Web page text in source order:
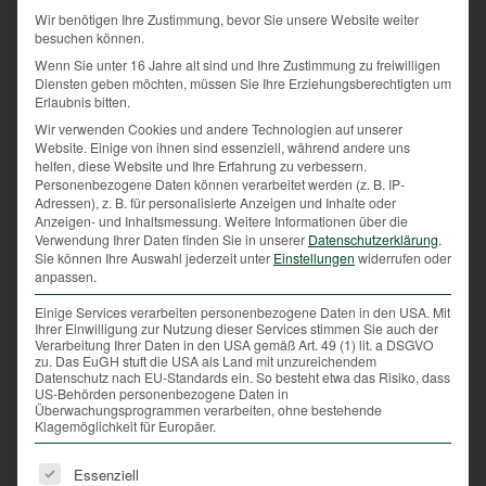
Auskunft
Harald Moosbauer: 07224/20084 DW 12 oder
0699/1273 5735
Adresse
OÖ. Jagdmuseum
Schloss Hohenbrunn
Hohenbrunn 1
4490 St. Florian
Tel.: 07224/20084
Wir benötigen Ihre Zustimmung, bevor Sie unsere Website weiter
besuchen können.
Wenn Sie unter 16 Jahre alt sind und Ihre Zustimmung zu freiwilligen
Diensten geben möchten, müssen Sie Ihre Erziehungsberechtigten um
Erlaubnis bitten.
Wir verwenden Cookies und andere Technologien auf unserer
Website. Einige von ihnen sind essenziell, während andere uns
helfen, diese Website und Ihre Erfahrung zu verbessern.
Personenbezogene Daten können verarbeitet werden (z. B. IP-
Adressen), z. B. für personalisierte Anzeigen und Inhalte oder
Anzeigen- und Inhaltsmessung. Weitere Informationen über die
Verwendung Ihrer Daten finden Sie in unserer Datenschutzerklärung.
Sie können Ihre Auswahl jederzeit unter Einstellungen widerrufen oder
anpassen.
Einige Services verarbeiten personenbezogene Daten in den USA. Mit
Ihrer Einwilligung zur Nutzung dieser Services stimmen Sie auch der
Verarbeitung Ihrer Daten in den USA gemäß Art. 49 (1) lit. a DSGVO
zu. Das EuGH stuft die USA als Land mit unzureichendem
Datenschutz nach EU-Standards ein. So besteht etwa das Risiko, dass
US-Behörden personenbezogene Daten in
Überwachungsprogrammen verarbeiten, ohne bestehende
Klagemöglichkeit für Europäer.
Es folgt eine Liste der Service-Gruppen, für die eine
Essenziell